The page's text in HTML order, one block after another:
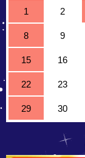
1 2
8 9
15 16
22 23
29 30